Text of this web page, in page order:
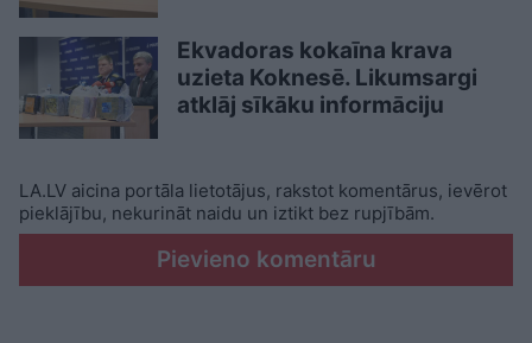
Ekvadoras kokaīna krava
uzieta Koknesē. Likumsargi
atklāj sīkāku informāciju
LA.LV aicina portāla lietotājus, rakstot komentārus, ievērot
pieklājību, nekurināt naidu un iztikt bez rupjībām.
Pievieno komentāru